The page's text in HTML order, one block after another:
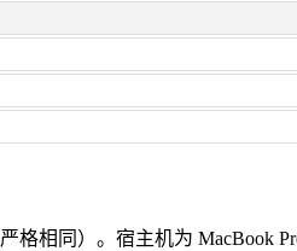
严格相同）。宿主机为 MacBook